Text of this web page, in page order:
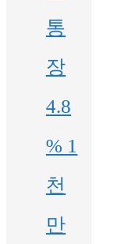
통
장
4.8
% 1
천
만